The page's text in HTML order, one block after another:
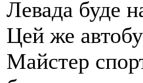
Левада буде
Цей же
Майстер